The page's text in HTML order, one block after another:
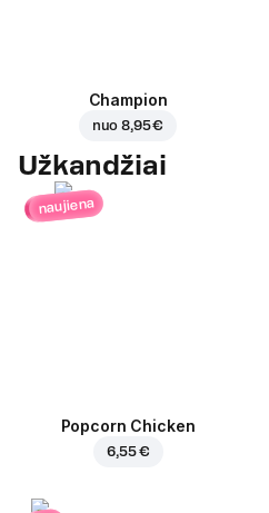
Champion
nuo8,95 €
Užkandžiai
naujiena
Popcorn Chicken
6,55 €